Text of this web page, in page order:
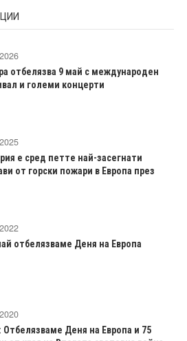
отбелязва 9 май с международен
и големи концерти
е сред петте най-засегнати
от горски пожари в Европа през
отбелязваме Деня на Европа
Отбелязваме Деня на Европа и 75